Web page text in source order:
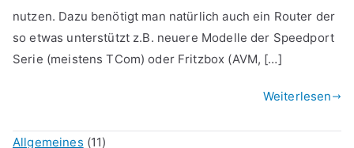
nutzen. Dazu benötigt man natürlich auch ein Router der
so etwas unterstützt z.B. neuere Modelle der Speedport
Serie (meistens TCom) oder Fritzbox (AVM, […]
Weiterlesen
Allgemeines (11)